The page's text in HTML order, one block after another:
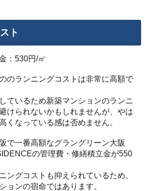
ト
：530円/㎡
のランニングコストは非常に高額で
ているため新築マンションのランニ
けられないかもしれませんが、やは
くなっている感は否めません。
で一番高額なグラングリーン大阪
の管理費・修繕積立金が550
ングコストも抑えられているため、
ョンの宿命ではあります。